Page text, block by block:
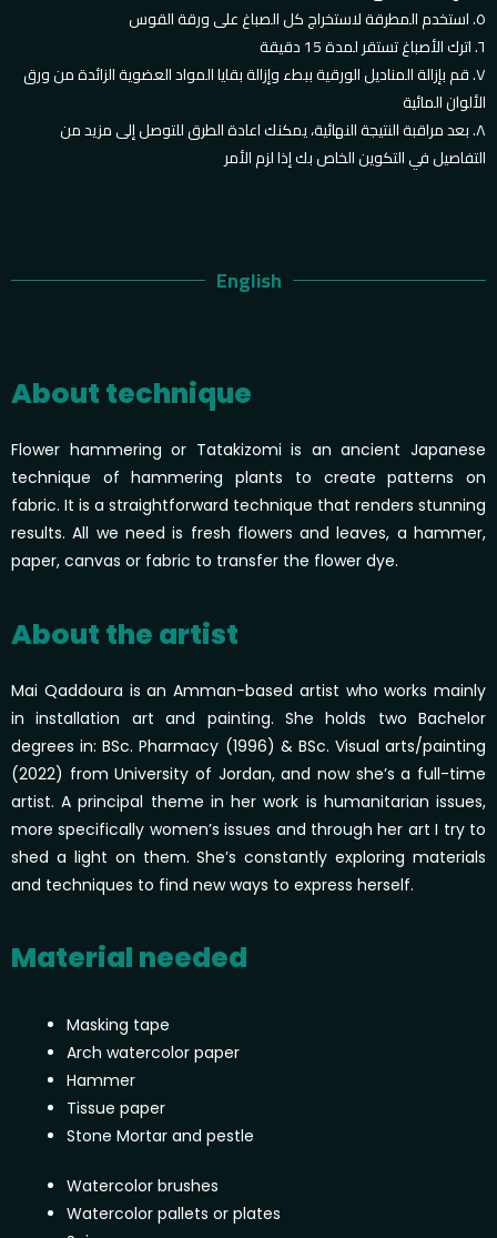
٥. استخدم المطرقة لاستخراج كل الصباغ على ورقة القوس
٦. اترك الأصباغ تستقر لمدة 15 دقيقة
٧. قم بإزالة المناديل الورقية ببطء وإزالة بقايا المواد العضوية الزائدة من ورق
الألوان المائية
٨. بعد مراقبة النتيجة النهائية، يمكنك اعادة الطرق للتوصل إلى مزيد من
التفاصيل في التكوين الخاص بك إذا لزم الأمر
English
About technique
Flower hammering or Tatakizomi is an ancient Japanese
technique of hammering plants to create patterns on
fabric. It is a straightforward technique that renders stunning
results. All we need is fresh flowers and leaves, a hammer,
paper, canvas or fabric to transfer the flower dye.
About the artist
Mai Qaddoura is an Amman-based artist who works mainly
in installation art and painting. She holds two Bachelor
degrees in: BSc. Pharmacy (1996) & BSc. Visual arts/painting
(2022) from University of Jordan, and now she’s a full-time
artist. A principal theme in her work is humanitarian issues,
more specifically women’s issues and through her art I try to
shed a light on them. She’s constantly exploring materials
and techniques to find new ways to express herself.
Material needed
Masking tape
Arch watercolor paper
Hammer
Tissue paper
Stone Mortar and pestle
Watercolor brushes
Watercolor pallets or plates